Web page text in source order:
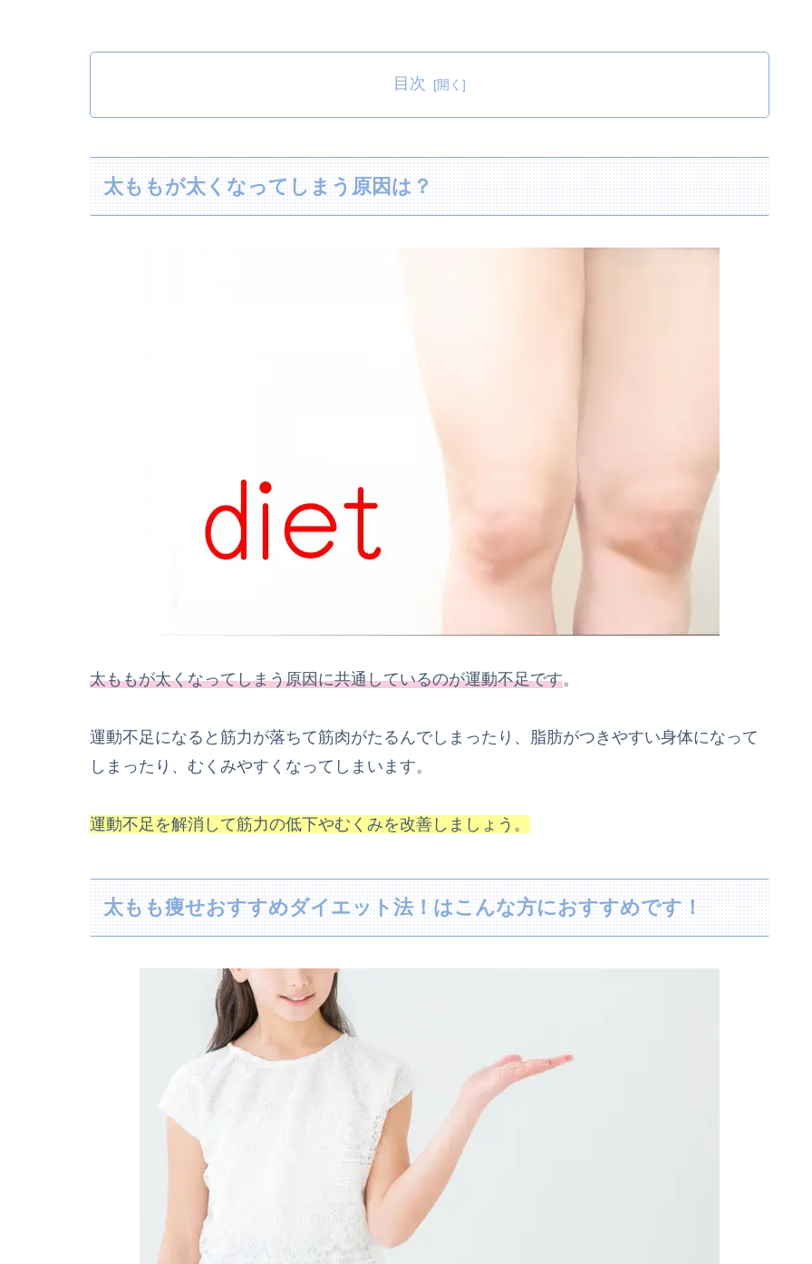
目次
太ももが太くなってしまう原因は？
太ももが太くなってしまう原因に共通しているのが運動不足です。
運動不足になると筋力が落ちて筋肉がたるんでしまったり、脂肪がつきやすい身体になって
しまったり、むくみやすくなってしまいます。
運動不足を解消して筋力の低下やむくみを改善しましょう。
太もも痩せおすすめダイエット法！はこんな方におすすめです！